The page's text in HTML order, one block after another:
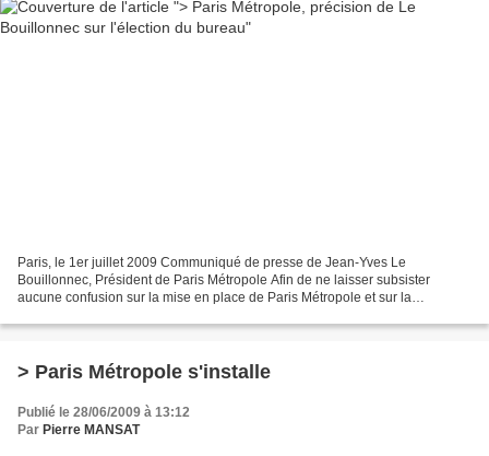
Paris, le 1er juillet 2009 Communiqué de presse de Jean-Yves Le
Bouillonnec, Président de Paris Métropole Afin de ne laisser subsister
aucune confusion sur la mise en place de Paris Métropole et sur la
> Paris Métropole s'installe
Publié le 28/06/2009 à 13:12
Par Pierre MANSAT